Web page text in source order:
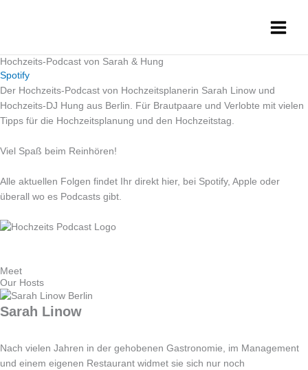
Hochzeits-Podcast von Sarah & Hung
Spotify
Der Hochzeits-Podcast von Hochzeitsplanerin Sarah Linow und
Hochzeits-DJ Hung aus Berlin. Für Brautpaare und Verlobte mit vielen
Tipps für die Hochzeitsplanung und den Hochzeitstag.
Viel Spaß beim Reinhören!
Alle aktuellen Folgen findet Ihr direkt hier, bei Spotify, Apple oder
überall wo es Podcasts gibt.
Meet
Our Hosts
Sarah Linow
Nach vielen Jahren in der gehobenen Gastronomie, im Management
und einem eigenen Restaurant widmet sie sich nur noch